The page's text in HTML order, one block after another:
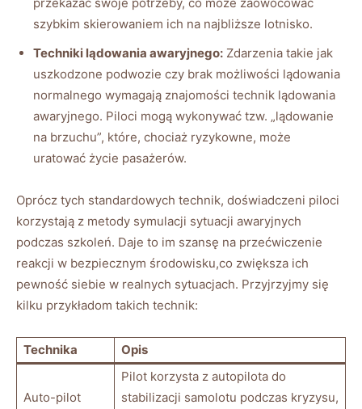
szybkim skierowaniem⁣ ich na najbliższe lotnisko.
Techniki lądowania ⁣awaryjnego: Zdarzenia takie jak
‌uszkodzone⁣ podwozie czy brak ⁣możliwości⁤ lądowania
normalnego wymagają znajomości⁣ technik lądowania
‍awaryjnego. Piloci mogą wykonywać tzw. „lądowanie‌
na brzuchu”, które, chociaż⁣ ryzykowne, może
uratować ⁤życie ​pasażerów.
Oprócz tych standardowych technik, doświadczeni ⁣piloci
korzystają z metody symulacji sytuacji‍ awaryjnych
podczas szkoleń. Daje to⁤ im ​szansę na przećwiczenie
reakcji w bezpiecznym⁤ środowisku,co​ zwiększa‍ ich
pewność siebie​ w‌ realnych sytuacjach. Przyjrzyjmy⁣ się
‌kilku przykładom takich technik:
Technika Opis
Auto-pilot
Pilot korzysta ⁤z autopilota do
stabilizacji samolotu podczas kryzysu,